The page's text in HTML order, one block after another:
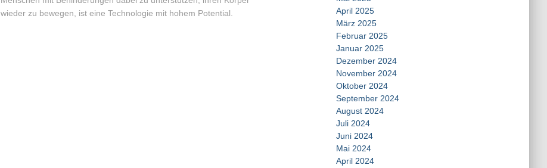
wieder zu bewegen, ist eine Technologie mit hohem Potential.
April 2025
März 2025
Februar 2025
Januar 2025
Dezember 2024
November 2024
Oktober 2024
September 2024
August 2024
Juli 2024
Juni 2024
Mai 2024
April 2024